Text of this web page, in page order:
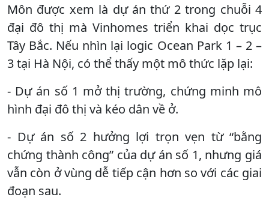
Môn được xem là dự án thứ 2 trong chuỗi 4
đại đô thị mà Vinhomes triển khai dọc trục
Tây Bắc. Nếu nhìn lại logic Ocean Park 1 – 2 –
3 tại Hà Nội, có thể thấy một mô thức lặp lại:
- Dự án số 1 mở thị trường, chứng minh mô
hình đại đô thị và kéo dân về ở.
- Dự án số 2 hưởng lợi trọn vẹn từ “bằng
chứng thành công” của dự án số 1, nhưng giá
vẫn còn ở vùng dễ tiếp cận hơn so với các giai
đoạn sau.